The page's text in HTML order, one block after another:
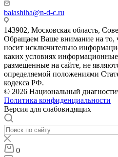
balashiha@n-d-c.ru
143902, Московская область,
Обращаем Ваше внимание на то,
носит исключительно
каких условиях
размещенные на сайте, не
определяемой положениями
кодекса РФ.
© 2026 Национальный
Политика конфиденциальности
Версия для слабовидящих
0